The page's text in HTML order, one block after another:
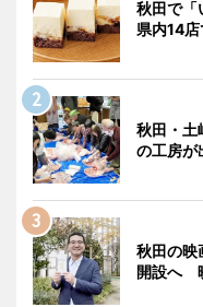
秋田で「
県内14
秋田・
の工房が
秋田の映
開設へ